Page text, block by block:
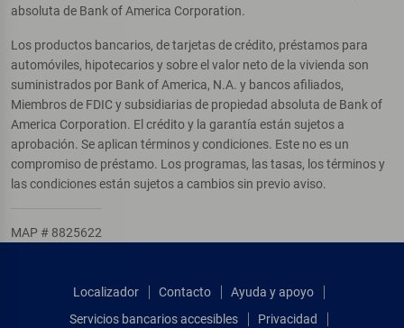
absoluta de Bank of America Corporation.
Los productos bancarios, de tarjetas de crédito, préstamos para
automóviles, hipotecarios y sobre el valor neto de la vivienda son
suministrados por Bank of America, N.A. y bancos afiliados,
Miembros de FDIC y subsidiarias de propiedad absoluta de Bank of
America Corporation. El crédito y la garantía están sujetos a
aprobación. Se aplican términos y condiciones. Este no es un
compromiso de préstamo. Los programas, las tasas, los términos y
las condiciones están sujetos a cambios sin previo aviso.
MAP # 8825622
Localizador Contacto
Ayuda y apoyo
Servicios bancarios accesibles
Privacidad